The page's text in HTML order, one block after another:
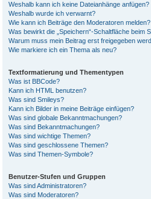
Weshalb kann ich keine Dateianhänge anfügen?
Weshalb wurde ich verwarnt?
Wie kann ich Beiträge den Moderatoren melden?
Was bewirkt die „Speichern“-Schaltfläche beim
Warum muss mein Beitrag erst freigegeben
Wie markiere ich ein Thema als neu?
Textformatierung und Thementypen
Was ist BBCode?
Kann ich HTML benutzen?
Was sind Smileys?
Kann ich Bilder in meine Beiträge einfügen?
Was sind globale Bekanntmachungen?
Was sind Bekanntmachungen?
Was sind wichtige Themen?
Was sind geschlossene Themen?
Was sind Themen-Symbole?
Benutzer-Stufen und Gruppen
Was sind Administratoren?
Was sind Moderatoren?